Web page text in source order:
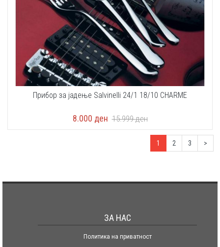
Прибор за јадење Salvinelli 24/1 18/10 CHARME
8.000 ден 15.999ден
1 2 3 >
ЗА НАС
Политика на приватност